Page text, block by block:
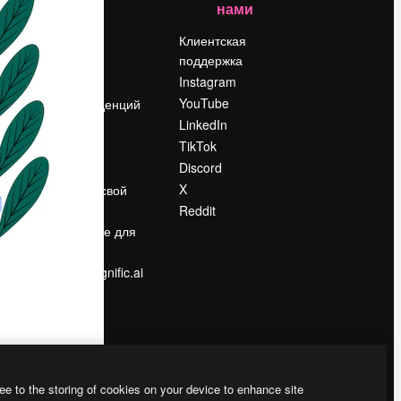
Поиск тенденций
Блог
Slidesgo
Продайте свой
Помещение для
Ищете magnific.ai
нами
Клиентская
поддержка
Instagram
YouTube
LinkedIn
TikTok
Discord
X
Reddit
to the storing of cookies on your device to enhance site